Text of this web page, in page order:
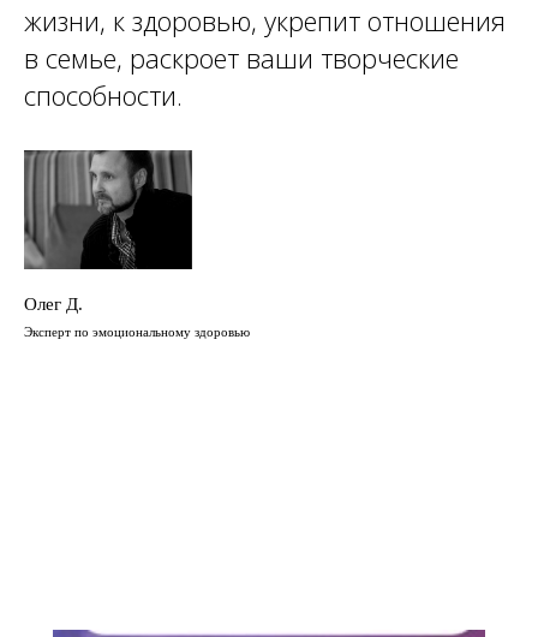
жизни, к здоровью, укрепит отношения
в семье, раскроет ваши творческие
способности.
Олег Д.
Эксперт по эмоциональному здоровью